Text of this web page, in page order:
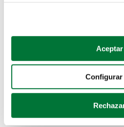
Si lo permite, también
Recopilar información
Identificar su dispositivo
para buscar características
Obtenga más información
Aceptar
Configurar
Coches de segunda mano
Coches de km0